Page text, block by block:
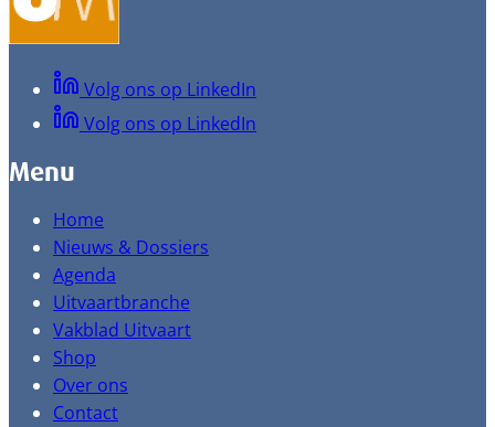
Volg ons op LinkedIn
Volg ons op LinkedIn
Menu
Home
Nieuws & Dossiers
Agenda
Uitvaartbranche
Vakblad Uitvaart
Shop
Over ons
Contact